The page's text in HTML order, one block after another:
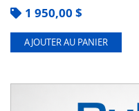
1 950,00 $
AJOUTER AU PANIER